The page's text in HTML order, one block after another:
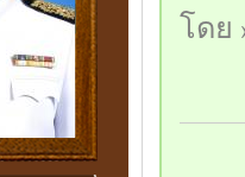
โดย